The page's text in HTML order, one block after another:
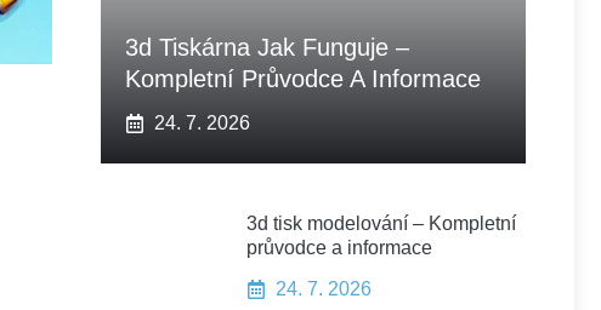
3d Tiskárna Jak Funguje –
Kompletní Průvodce A Informace
24. 7. 2026
3d tisk modelování – Kompletní
průvodce a informace
24. 7. 2026